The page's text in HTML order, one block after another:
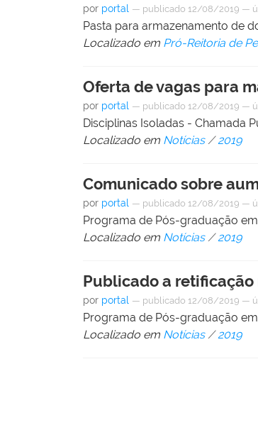
por portal — publicado 12/08/2019 —
Pasta para armazenamento de
Localizado em Pró-Reitoria de
Oferta de vagas para
por portal — publicado 12/08/2019 —
Disciplinas Isoladas - Chamada
Localizado em Notícias /2019
Comunicado sobre
por portal — publicado 12/08/2019 —
Programa de Pós-graduação
Localizado em Notícias /2019
Publicado a retificação
por portal — publicado 12/08/2019 —
Programa de Pós-graduação
Localizado em Notícias /2019